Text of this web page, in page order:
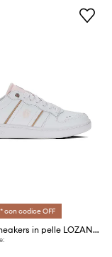
con codice OFF
K-Swiss sneakers in pelle LOZAN MATCH LTH